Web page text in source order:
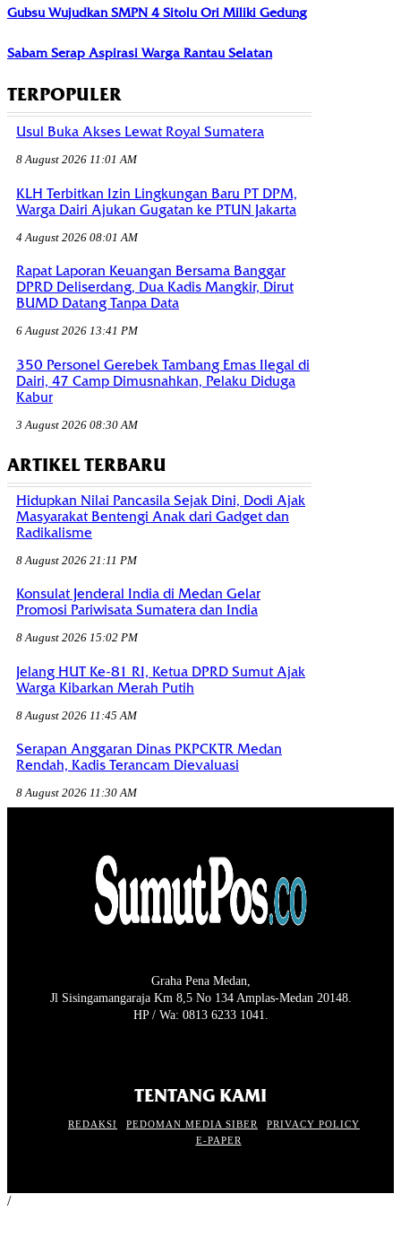
Gubsu Wujudkan SMPN 4 Sitolu Ori Miliki Gedung
Sabam Serap Aspirasi Warga Rantau Selatan
TERPOPULER
Usul Buka Akses Lewat Royal Sumatera
8 August 2026 11:01 AM
KLH Terbitkan Izin Lingkungan Baru PT DPM,
Warga Dairi Ajukan Gugatan ke PTUN Jakarta
4 August 2026 08:01 AM
Rapat Laporan Keuangan Bersama Banggar
DPRD Deliserdang, Dua Kadis Mangkir, Dirut
BUMD Datang Tanpa Data
6 August 2026 13:41 PM
350 Personel Gerebek Tambang Emas Ilegal di
Dairi, 47 Camp Dimusnahkan, Pelaku Diduga
Kabur
3 August 2026 08:30 AM
ARTIKEL TERBARU
Hidupkan Nilai Pancasila Sejak Dini, Dodi Ajak
Masyarakat Bentengi Anak dari Gadget dan
Radikalisme
8 August 2026 21:11 PM
Konsulat Jenderal India di Medan Gelar
Promosi Pariwisata Sumatera dan India
8 August 2026 15:02 PM
Jelang HUT Ke-81 RI, Ketua DPRD Sumut Ajak
Warga Kibarkan Merah Putih
8 August 2026 11:45 AM
Serapan Anggaran Dinas PKPCKTR Medan
Rendah, Kadis Terancam Dievaluasi
8 August 2026 11:30 AM
Graha Pena Medan,
Jl Sisingamangaraja Km 8,5 No 134 Amplas-Medan 20148.
HP / Wa: 0813 6233 1041.
TENTANG KAMI
REDAKSI PEDOMAN MEDIA SIBER
PRIVACY POLICY
E-PAPER
/